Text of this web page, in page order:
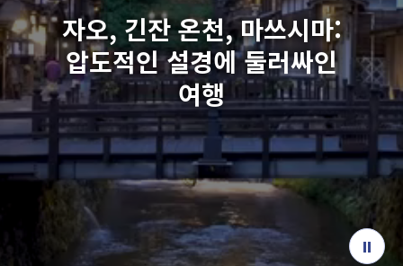
여행의 힌트
목적지
여행 정보
ANA 서비스 안내
자오, 긴잔 온천,마쓰시마:
압도적인 설경에 둘러싸인
여행